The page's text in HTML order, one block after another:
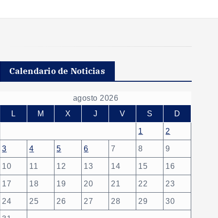
Calendario de Noticias
agosto 2026
L
M X J V S D
1 2
3 4 5 6 7 8 9
10 11 12 13 14 15 16
17 18 19 20 21 22 23
24 25 26 27 28 29 30